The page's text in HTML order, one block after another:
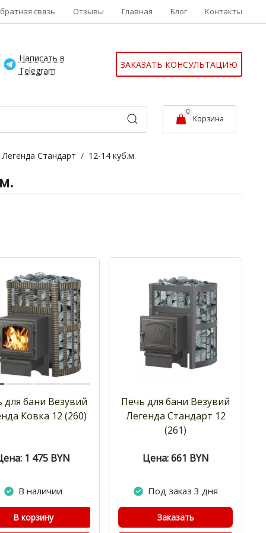
связь Отзывы Главная Блог Контакты
Написать в
Telegram
ЗАКАЗАТЬ КОНСУЛЬТАЦИЮ
0
Корзина
Стандарт / 12-14 куб.м.
для бани Везувий
Ковка 12 (260)
1 475 BYN
В наличии
В корзину
Печь для бани Везувий
Легенда Стандарт 12
(261)
Цена: 661 BYN
Под заказ 3 дня
Заказать